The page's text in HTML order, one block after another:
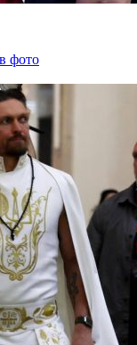
фото